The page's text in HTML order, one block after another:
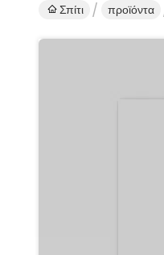
Σπίτι προϊόντα